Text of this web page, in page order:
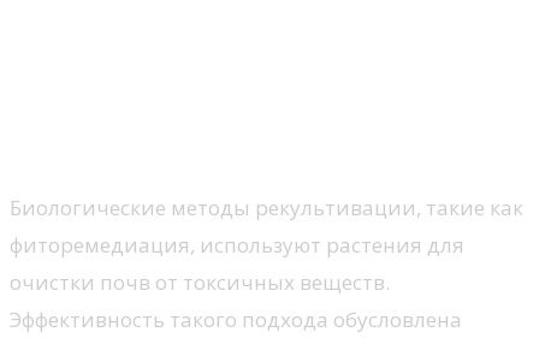
Биологические методы рекультивации, такие как
фиторемедиация, используют растения для
очистки почв от токсичных веществ.
Эффективность такого подхода обусловлена